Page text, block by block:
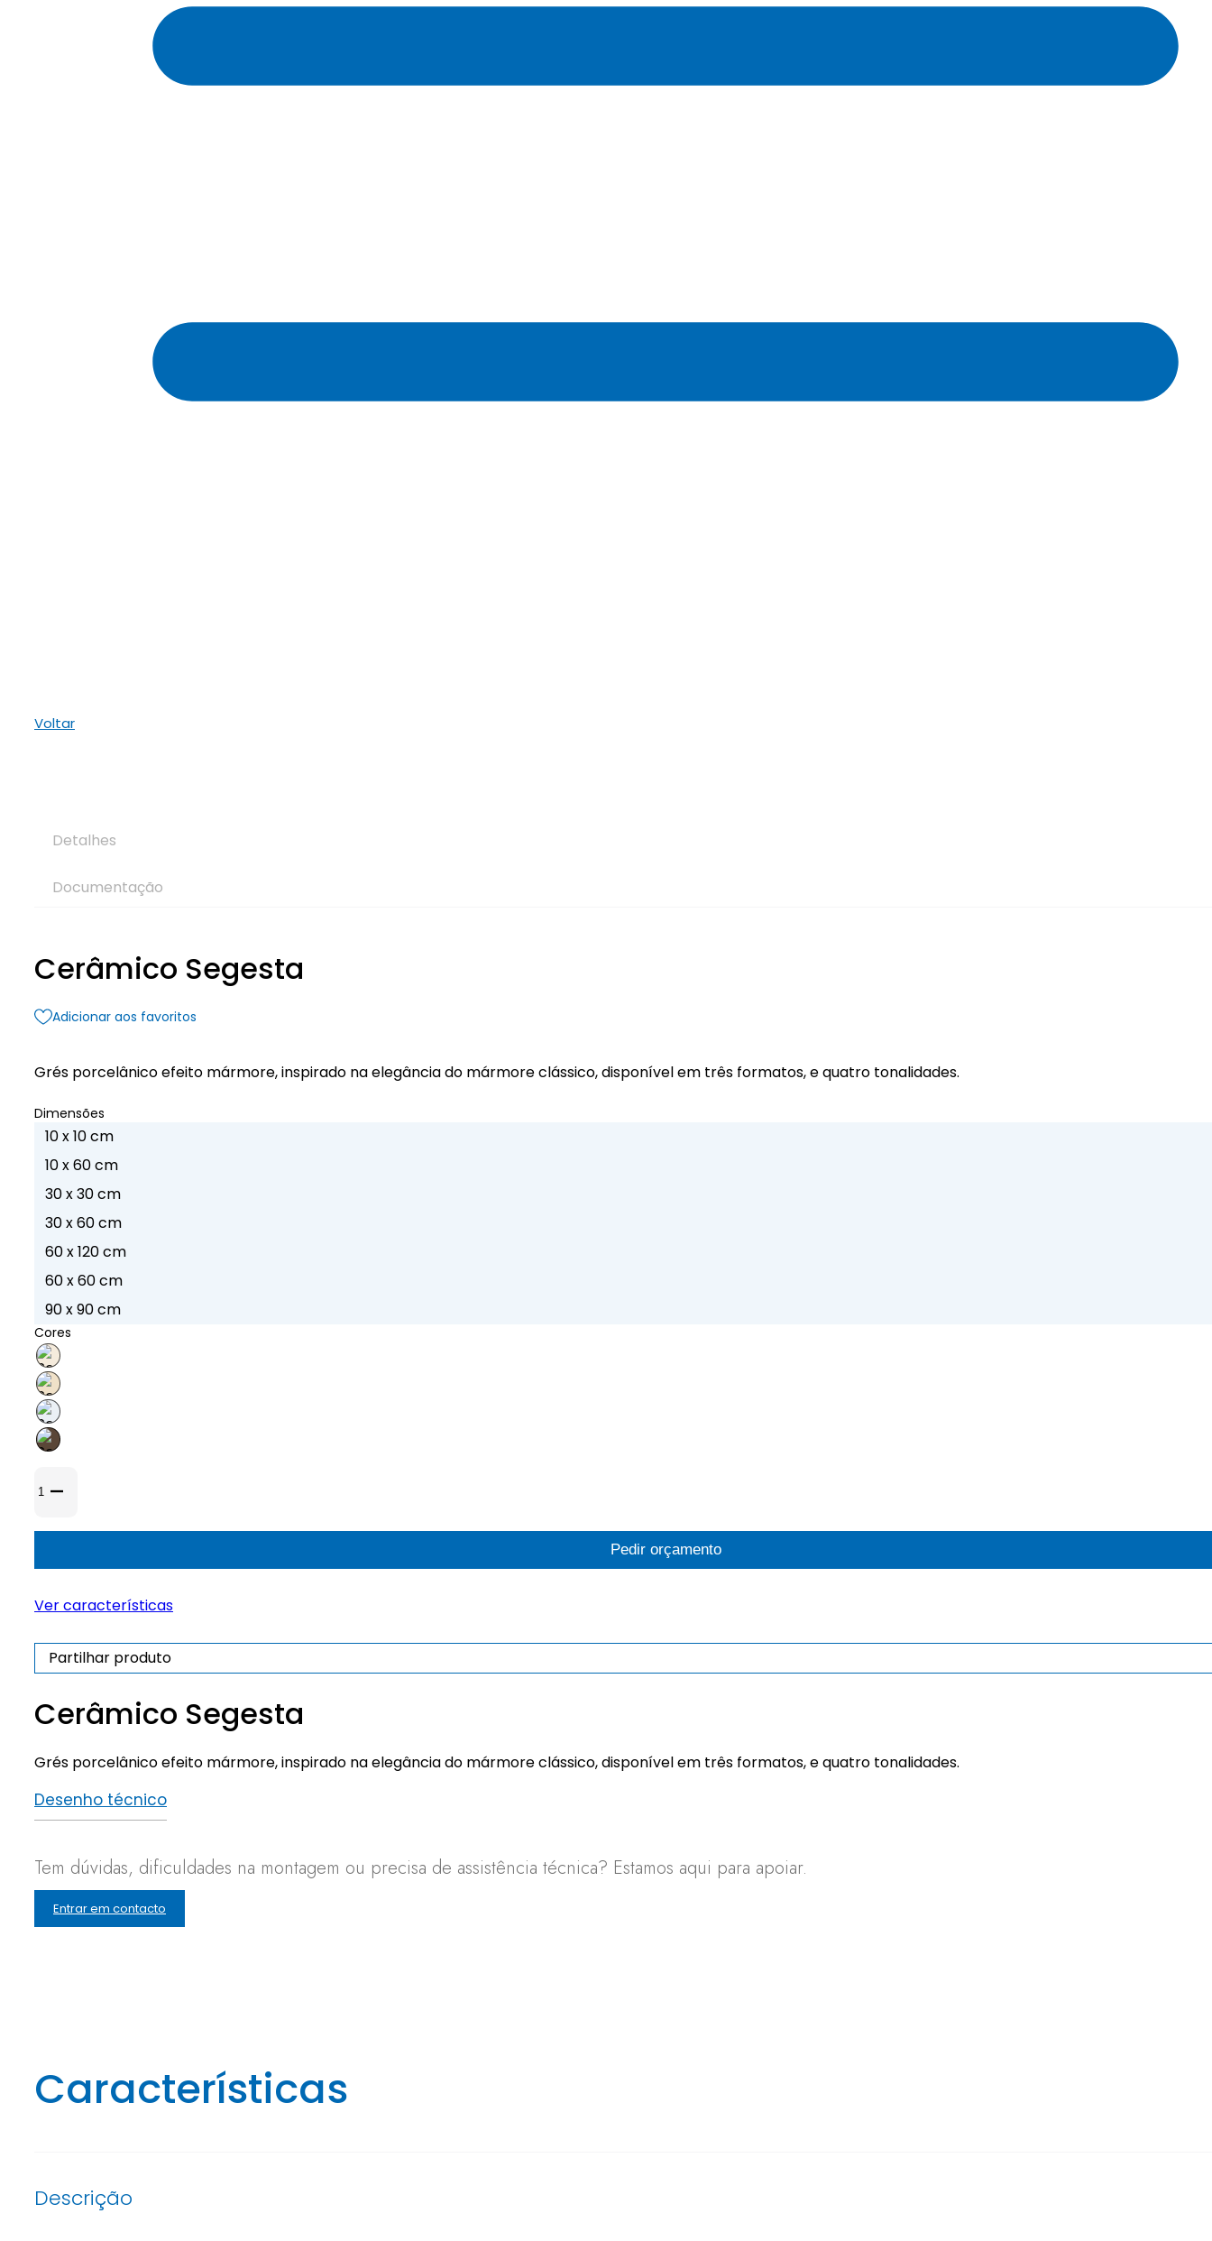
Voltar
Detalhes
Documentação
Cerâmico Segesta
Adicionar aos favoritos
Grés porcelânico efeito mármore, inspirado na elegância do mármore clássico, disponível em três formatos, e quatro tonalidades.
Dimensões
10 x 10 cm
10 x 60 cm
30 x 30 cm
30 x 60 cm
60 x 120 cm
60 x 60 cm
90 x 90 cm
Cores
de
Pedir orçamento
Ver características
Partilhar produto
Cerâmico Segesta
Grés porcelânico efeito mármore, inspirado na elegância do mármore clássico, disponível em três formatos, e quatro tonalidades.
Desenho técnico
Tem dúvidas, dificuldades na montagem ou precisa de assistência técnica? Estamos aqui para apoiar.
Entrar em contacto
Características
Descrição